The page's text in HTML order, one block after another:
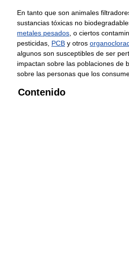
En tanto que son animales
sustancias tóxicas no
metales pesados , o ciertos
pesticidas, PCB y otros
algunos son susceptibles de ser
impactan sobre las poblaciones de
sobre las personas que los
Contenido